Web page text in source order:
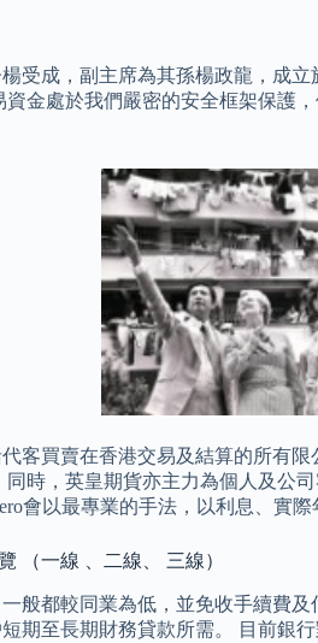
受成，副主席為其孫楊政龍，成
金處於我們嚴密的安全框架保護
客買賣在香港交易及結算的所有
時，英皇期貨亦主力為個人及公
會以最專業的手法，以利息、實
（一線 、二線、 三線）
般都較同業為低，並免收手續費
期至長期財務貸款所需。 目前銀